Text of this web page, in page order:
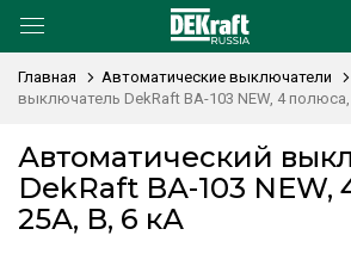
Главная Автоматические выключатели
выключатель DekRaft ВА-103 NEW, 4
Автоматический
DekRaft ВА-103 NEW,
25А, В, 6 кА